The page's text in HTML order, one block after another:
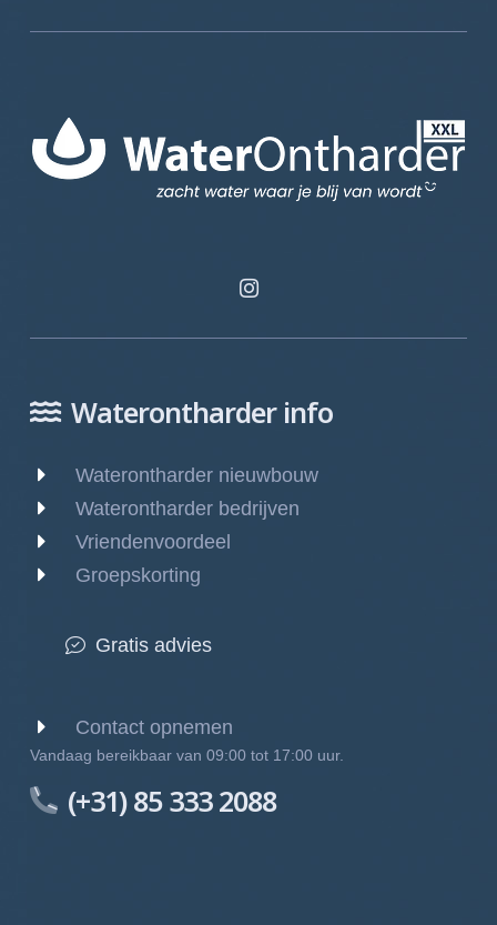
Waterontharder info
Waterontharder nieuwbouw
Waterontharder bedrijven
Vriendenvoordeel
Groepskorting
Gratis advies
Contact opnemen
Vandaag bereikbaar van 09:00 tot 17:00 uur.
(+31) 85 333 2088